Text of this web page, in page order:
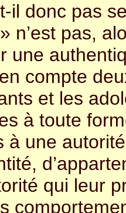
il donc pas
n’est pas,
une
compte
et les
à toute
à une
qui leur